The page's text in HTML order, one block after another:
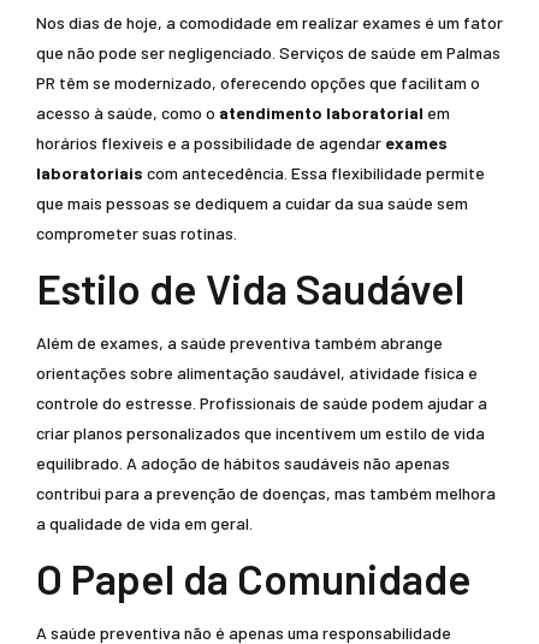
Nos dias de hoje, a comodidade em realizar exames é um fator
que não pode ser negligenciado. Serviços de saúde em Palmas
PR têm se modernizado, oferecendo opções que facilitam o
acesso à saúde, como o atendimento laboratorial em
horários flexíveis e a possibilidade de agendar exames
laboratoriais com antecedência. Essa flexibilidade permite
que mais pessoas se dediquem a cuidar da sua saúde sem
comprometer suas rotinas.
Estilo de Vida Saudável
Além de exames, a saúde preventiva também abrange
orientações sobre alimentação saudável, atividade física e
controle do estresse. Profissionais de saúde podem ajudar a
criar planos personalizados que incentivem um estilo de vida
equilibrado. A adoção de hábitos saudáveis não apenas
contribui para a prevenção de doenças, mas também melhora
a qualidade de vida em geral.
O Papel da Comunidade
A saúde preventiva não é apenas uma responsabilidade